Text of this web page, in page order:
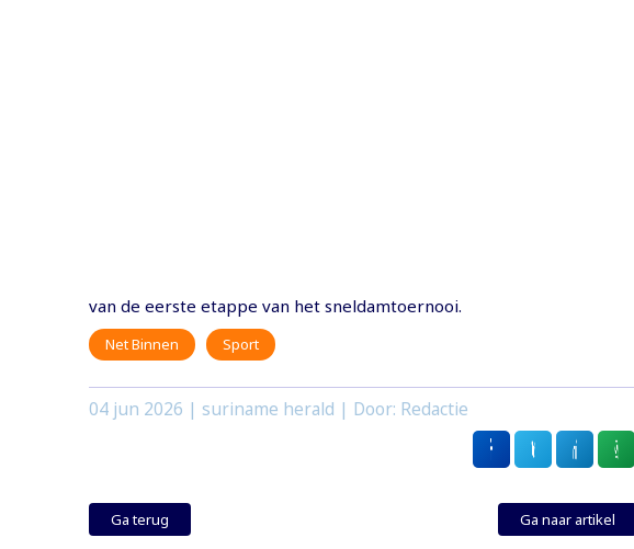
van de eerste etappe van het sneldamtoernooi.
Net Binnen Sport
04 jun 2026 | suriname herald | Door: Redactie
Ga terug Ga naar artikel